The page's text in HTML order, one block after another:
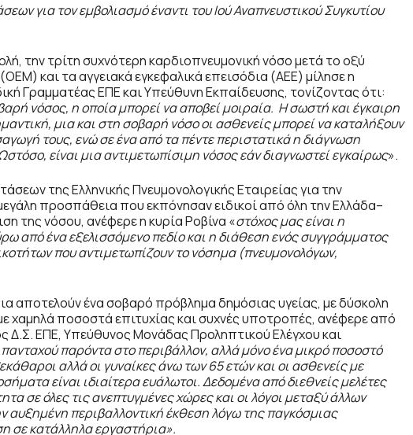
για τον εμβολιασμό έναντι του Ιού Αναπνευστικού Συγκυτίου
την τρίτη συχνότερη καρδιοπνευμονική νόσο μετά το οξύ
και τα αγγειακά εγκεφαλικά επεισόδια (ΑΕΕ) μίλησε η
Γραμματέας ΕΠΕ και Υπεύθυνη Εκπαίδευσης, τονίζοντας ότι:
νόσος, η οποία μπορεί να αποβεί μοιραία. Η σωστή και έγκαιρη
μια και στη σοβαρή νόσο οι ασθενείς μπορεί να καταλήξουν
τους, ενώ σε ένα από τα πέντε περιστατικά η διάγνωση
είναι μια αντιμετωπίσιμη νόσος εάν διαγνωστεί εγκαίρως».
της Ελληνικής Πνευμονολογικής Εταιρείας για την
προσπάθεια που εκπόνησαν ειδικοί από όλη την Ελλάδα–
της νόσου, ανέφερε η κυρία Ρoβίνα «στόχος μας είναι η
από ένα εξελισσόμενο πεδίο και η διάθεση ενός συγγράμματος
που αντιμετωπίζουν το νόσημα (πνευμονολόγων,
αποτελούν ένα σοβαρό πρόβλημα δημόσιας υγείας, με δύσκολη
χαμηλά ποσοστά επιτυχίας και συχνές υποτροπές, ανέφερε από
Δ.Σ. ΕΠΕ, Υπεύθυνος Μονάδας Προληπτικού Ελέγχου και
πανταχού παρόντα στο περιβάλλον, αλλά μόνο ένα μικρό ποσοστό
αλλά οι γυναίκες άνω των 65 ετών και οι ασθενείς με
είναι ιδιαίτερα ευάλωτοι. Δεδομένα από διεθνείς μελέτες
σε όλες τις ανεπτυγμένες χώρες και οι λόγοι μεταξύ άλλων
περιβαλλοντική έκθεση λόγω της παγκόσμιας
σε κατάλληλα εργαστήρια».